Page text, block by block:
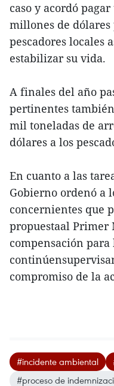
caso y acordó
millones de dólares
pescadores locales
estabilizar su vida.
A finales del año
pertinentes
mil toneladas de
dólares a los
En cuanto a las
Gobierno ordenó a
concernientes que
propuestaal Primer
compensación
compromiso de la
#incidente ambiental
#proceso de